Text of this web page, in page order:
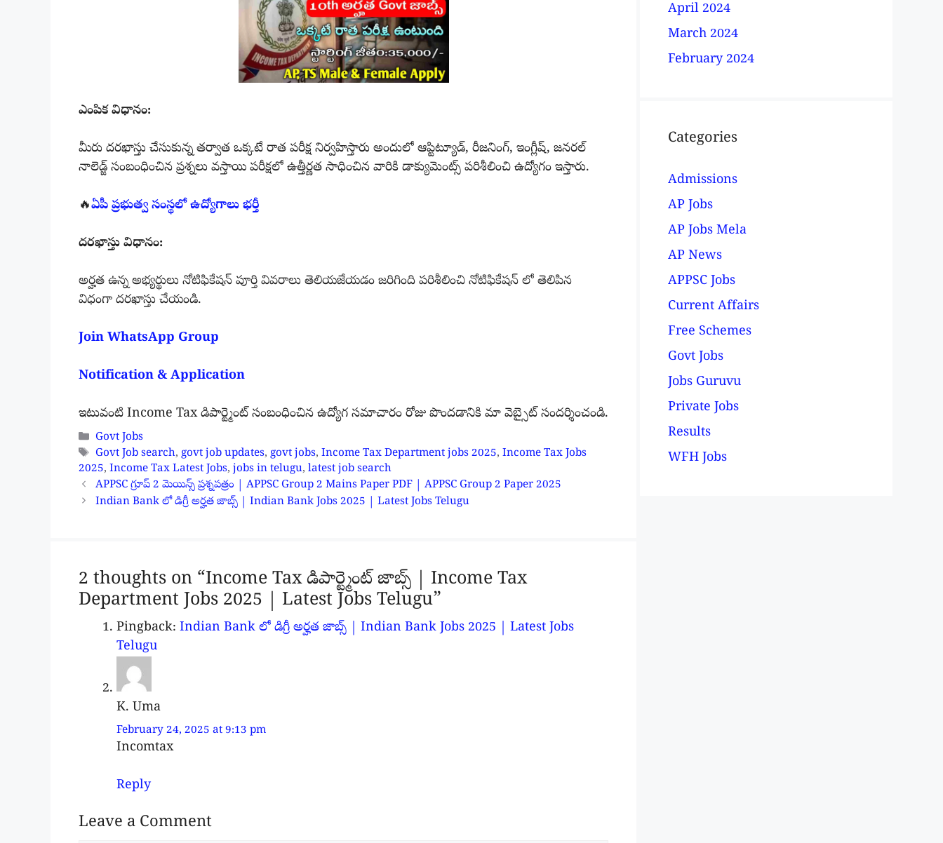
ఎంపిక విధానం:
మీరు దరఖాస్తు చేసుకున్న తర్వాత ఒక్కటే రాత పరీక్ష నిర్వహిస్తారు అందులో ఆప్టిట్యూడ్, రీజనింగ్, ఇంగ్లీష్, జనరల్
నాలెడ్జ్ సంబంధించిన ప్రశ్నలు వస్తాయి పరీక్షలో ఉత్తీర్ణత సాధించిన వారికి డాక్యుమెంట్స్ పరిశీలించి ఉద్యోగం ఇస్తారు.
🔥ఏపీ ప్రభుత్వ సంస్థలో ఉద్యోగాలు భర్తీ
దరఖాస్తు విధానం:
అర్హత ఉన్న అభ్యర్థులు నోటిఫికేషన్ పూర్తి వివరాలు తెలియజేయడం జరిగింది పరిశీలించి నోటిఫికేషన్ లో తెలిపిన
విధంగా దరఖాస్తు చేయండి.
Join WhatsApp Group
Notification & Application
ఇటువంటి Income Tax డిపార్ట్మెంట్ సంబంధించిన ఉద్యోగ సమాచారం రోజు పొందడానికి మా వెబ్సైట్ సందర్శించండి.
Categories
Govt Jobs
Tags
Govt Job search,govt job updates,govt jobs,Income Tax Department jobs 2025,Income Tax Jobs
2025, Income Tax Latest Jobs, jobs in telugu, latest job search
APPSC గ్రూప్ 2 మెయిన్స్ ప్రశ్నపత్రం | APPSC Group 2 Mains Paper PDF | APPSC Group 2 Paper 2025
Indian Bank లో డిగ్రీ అర్హత జాబ్స్ | Indian Bank Jobs 2025 | Latest Jobs Telugu
2 thoughts on “Income Tax డిపార్ట్మెంట్ జాబ్స్ | Income Tax
Department Jobs 2025 | Latest Jobs Telugu”
Pingback: Indian Bank లో డిగ్రీ అర్హత జాబ్స్ | Indian Bank Jobs 2025 | Latest Jobs
Telugu
K. Uma
February 24, 2025 at 9:13 pm
Incomtax
Reply
Leave a Comment
April 2024
March 2024
February 2024
Categories
Admissions
AP Jobs
AP Jobs Mela
AP News
APPSC Jobs
Current Affairs
Free Schemes
Govt Jobs
Jobs Guruvu
Private Jobs
Results
WFH Jobs